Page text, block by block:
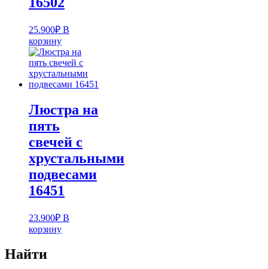
25.900₽ В
корзину
Люстра на
пять
свечей с
хрустальными
подвесами
16451
23.900₽ В
корзину
Найти